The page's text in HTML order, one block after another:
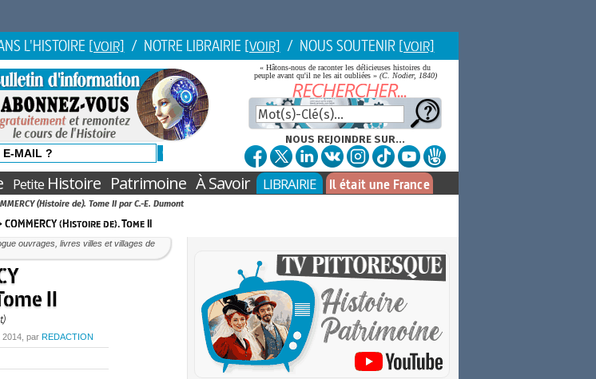
L'HISTOIRE [VOIR] / NOTRE LIBRAIRIE [VOIR] / NOUS SOUTENIR [VOIR]
« Hâtons-nous de raconter les délicieuses histoires du
peuple avant qu'il ne les ait oubliées » (C. Nodier, 1840)
NOUS REJOINDRE SUR...
PetiteHistoire Patrimoine À Savoir LIBRAIRIE Il était une France
(Histoire de). Tome II par C.-E. Dumont
COMMERCY (Histoire de). Tome II
ouvrages, livres villes et villages de
II
2014, par REDACTION